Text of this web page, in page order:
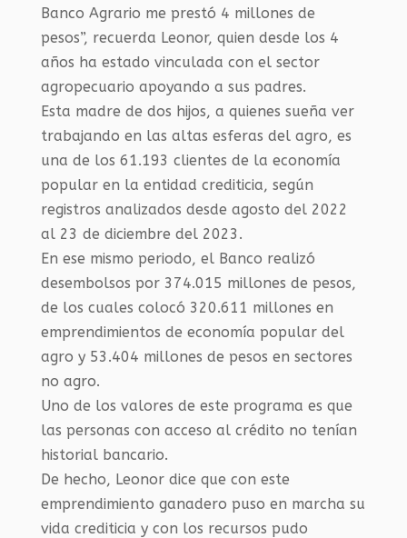
Banco Agrario me prestó 4 millones de
pesos”, recuerda Leonor, quien desde los 4
años ha estado vinculada con el sector
agropecuario apoyando a sus padres.
Esta madre de dos hijos, a quienes sueña ver
trabajando en las altas esferas del agro, es
una de los 61.193 clientes de la economía
popular en la entidad crediticia, según
registros analizados desde agosto del 2022
al 23 de diciembre del 2023.
En ese mismo periodo, el Banco realizó
desembolsos por 374.015 millones de pesos,
de los cuales colocó 320.611 millones en
emprendimientos de economía popular del
agro y 53.404 millones de pesos en sectores
no agro.
Uno de los valores de este programa es que
las personas con acceso al crédito no tenían
historial bancario.
De hecho, Leonor dice que con este
emprendimiento ganadero puso en marcha su
vida crediticia y con los recursos pudo